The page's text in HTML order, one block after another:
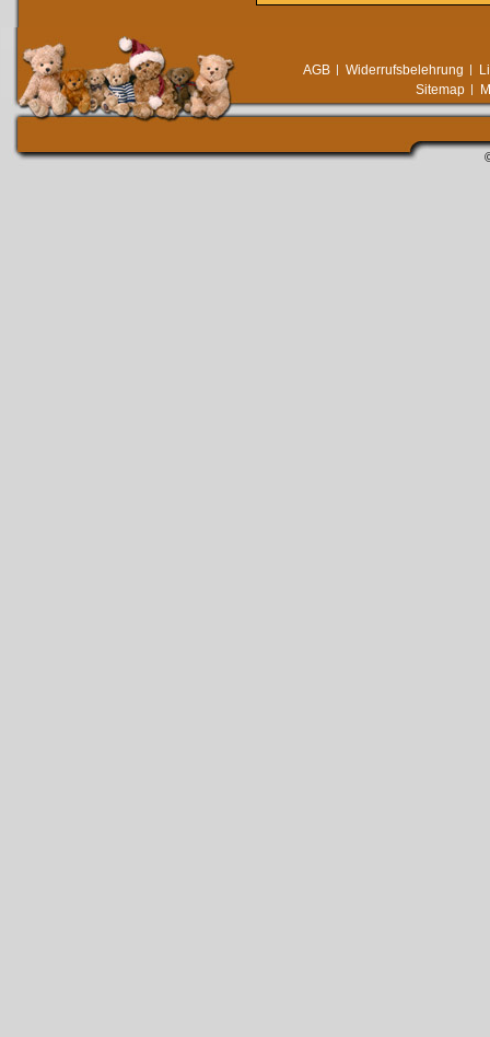
AGB Widerrufsbelehrung
Sitemap